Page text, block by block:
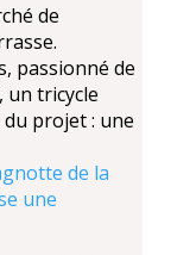
de
passionné de
un tricycle
projet : une
de la
une